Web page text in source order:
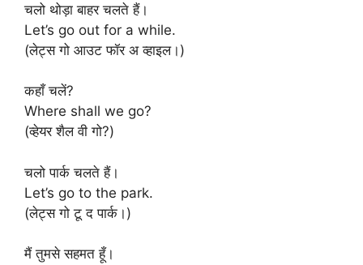
चलो थोड़ा बाहर चलते हैं।
Let’s go out for a while.
(लेट्स गो आउट फॉर अ व्हाइल।)
कहाँ चलें?
Where shall we go?
(व्हेयर शैल वी गो?)
चलो पार्क चलते हैं।
Let’s go to the park.
(लेट्स गो टू द पार्क।)
मैं तुमसे सहमत हूँ।